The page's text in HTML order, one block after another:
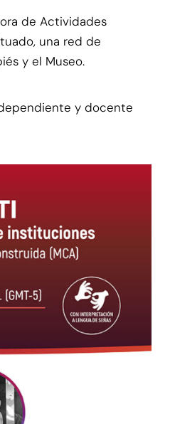
de Actividades
una red de
y el Museo.
y docente